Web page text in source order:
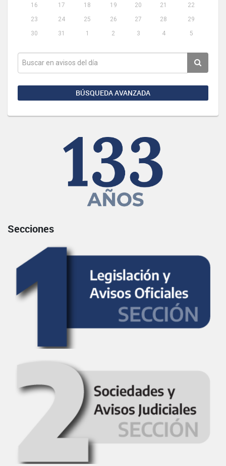
16
17 18 19 20 21
22
23
24 25 26 27 28
29
30
31 1 2 3 4 5
BÚSQUEDA AVANZADA
Secciones